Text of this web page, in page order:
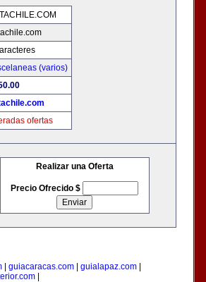
(varios)
ofertas
Realizar una Oferta
Precio Ofrecido $
guiacaracas.com guialapaz.com